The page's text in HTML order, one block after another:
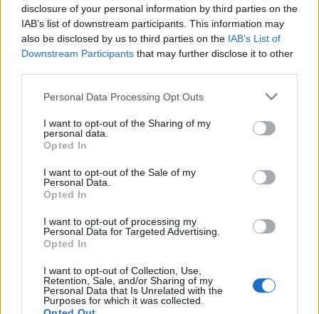
disclosure of your personal information by third parties on the
IAB’s list of downstream participants. This information may
also be disclosed by us to third parties on the IAB’s List of
Downstream Participants that may further disclose it to other
Personal Data Processing Opt Outs
I want to opt-out of the Sharing of my
personal data.
Opted In
I want to opt-out of the Sale of my
Personal Data.
Opted In
I want to opt-out of processing my
Personal Data for Targeted Advertising.
Opted In
I want to opt-out of Collection, Use,
Retention, Sale, and/or Sharing of my
Personal Data that Is Unrelated with the
Purposes for which it was collected.
VAI ALLA VERSIONE CLASSICA
Il materiale (testo, foto e video) consultabile in questo portale è di nostra proprietà.